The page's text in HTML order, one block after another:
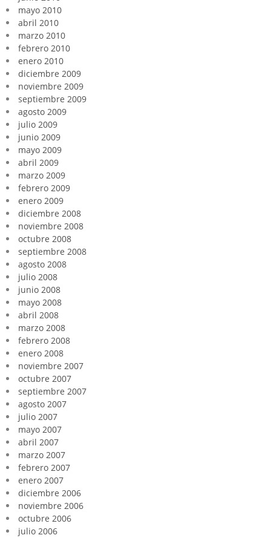
mayo 2010
abril 2010
marzo 2010
febrero 2010
enero 2010
diciembre 2009
noviembre 2009
septiembre 2009
agosto 2009
julio 2009
junio 2009
mayo 2009
abril 2009
marzo 2009
febrero 2009
enero 2009
diciembre 2008
noviembre 2008
octubre 2008
septiembre 2008
agosto 2008
julio 2008
junio 2008
mayo 2008
abril 2008
marzo 2008
febrero 2008
enero 2008
noviembre 2007
octubre 2007
septiembre 2007
agosto 2007
julio 2007
mayo 2007
abril 2007
marzo 2007
febrero 2007
enero 2007
diciembre 2006
noviembre 2006
octubre 2006
julio 2006